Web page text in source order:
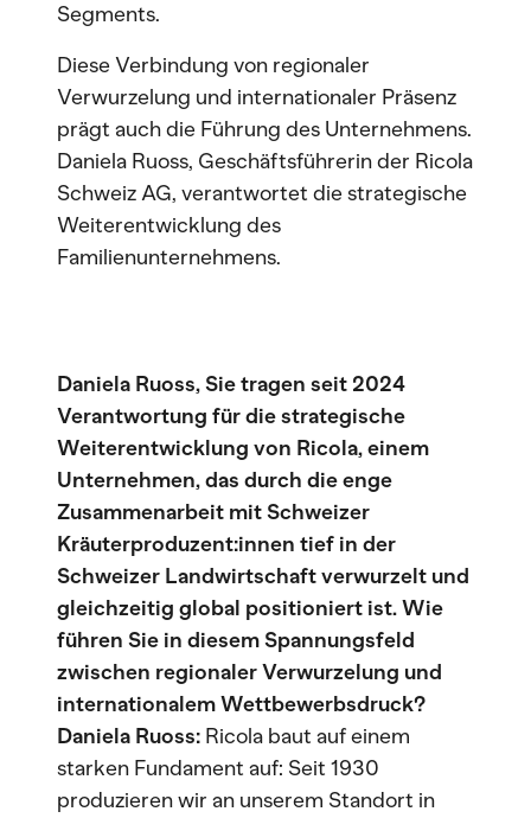
Segments.
Diese Verbindung von regionaler
Verwurzelung und internationaler Präsenz
prägt auch die Führung des Unternehmens.
Daniela Ruoss, Geschäftsführerin der Ricola
Schweiz AG, verantwortet die strategische
Weiterentwicklung des
Familienunternehmens.
Daniela Ruoss, Sie tragen seit 2024
Verantwortung für die strategische
Weiterentwicklung von Ricola, einem
Unternehmen, das durch die enge
Zusammenarbeit mit Schweizer
Kräuterproduzent:innen tief in der
Schweizer Landwirtschaft verwurzelt und
gleichzeitig global positioniert ist. Wie
führen Sie in diesem Spannungsfeld
zwischen regionaler Verwurzelung und
internationalem Wettbewerbsdruck?
Daniela Ruoss: Ricola baut auf einem
starken Fundament auf: Seit 1930
produzieren wir an unserem Standort in